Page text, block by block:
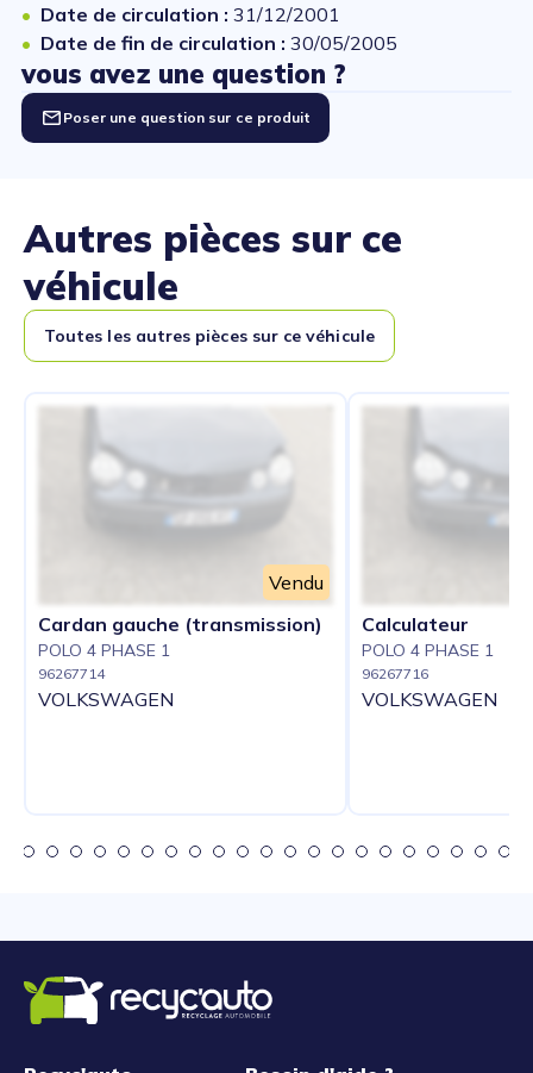
Date de circulation : 31/12/2001
Date de fin de circulation : 30/05/2005
vous avez une question ?
Poser une question sur ce produit
Autres pièces sur ce
véhicule
Toutes les autres pièces sur ce véhicule
Vendu
Cardan gauche (transmission)
POLO 4 PHASE 1
96267714
VOLKSWAGEN
Calculateur
POLO 4 PHASE 1
96267716
VOLKSWAGEN